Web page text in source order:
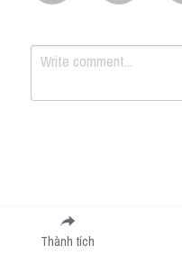
Submit
Thành tích